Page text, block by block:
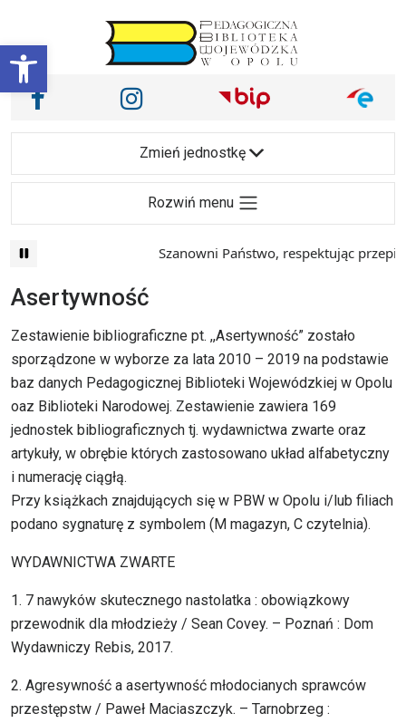
Otwórz pasek narzędzi
Main Navigation
Nasze media społecznościowe i inne
Facebook Instagram
Zmień jednostkę
Rozwiń menu
Szanowni Państwo, respektując przepisy
Asertywność
Zestawienie bibliograficzne pt. ,,Asertywność” zostało
sporządzone w wyborze za lata 2010 – 2019 na podstawie
baz danych Pedagogicznej Biblioteki Wojewódzkiej w Opolu
oaz Biblioteki Narodowej. Zestawienie zawiera 169
jednostek bibliograficznych tj. wydawnictwa zwarte oraz
artykuły, w obrębie których zastosowano układ alfabetyczny
i numerację ciągłą.
Przy książkach znajdujących się w PBW w Opolu i/lub filiach
podano sygnaturę z symbolem (M magazyn, C czytelnia).
WYDAWNICTWA ZWARTE
1. 7 nawyków skutecznego nastolatka : obowiązkowy
przewodnik dla młodzieży / Sean Covey. – Poznań : Dom
Wydawniczy Rebis, 2017.
2. Agresywność a asertywność młodocianych sprawców
przestępstw / Paweł Maciaszczyk. – Tarnobrzeg :